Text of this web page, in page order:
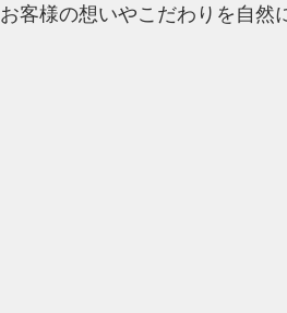
お客様の想いやこだわりを自然